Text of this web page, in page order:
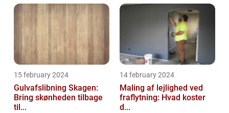
15 february 2024
Gulvafslibning Skagen:
Bring skønheden tilbage
til...
14 february 2024
Maling af lejlighed ved
fraflytning: Hvad koster
d...